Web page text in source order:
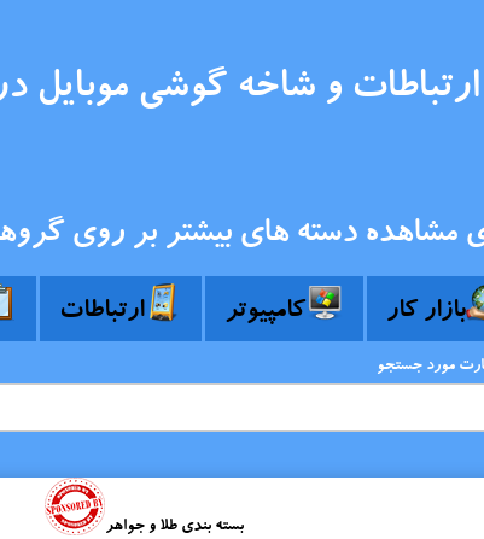
و شاخه گوشی موبایل
مشاهده دسته های بیشتر بر روی
بازار کار کامپیوتر ارتباطات
مورد جستجو
بسته بندی طلا و جواهر